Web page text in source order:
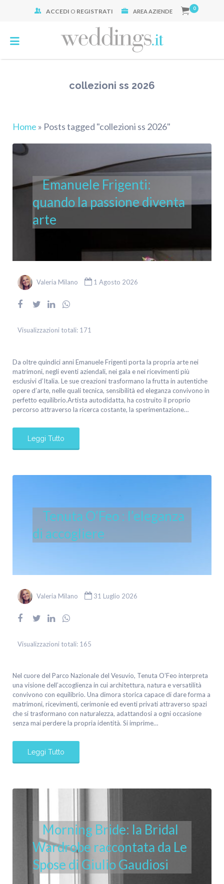
ACCEDI O REGISTRATI AREA AZIENDE 0
collezioni ss 2026
Home » Posts tagged "collezioni ss 2026"
Emanuele Frigenti:
quando la passione diventa
arte
Valeria Milano 1 Agosto 2026
Visualizzazioni totali: 171
Da oltre quindici anni Emanuele Frigenti porta la propria arte nei
matrimoni, negli eventi aziendali, nei gala e nei ricevimenti più
esclusivi d’Italia. Le sue creazioni trasformano la frutta in autentiche
opere d’arte, nelle quali tecnica, sensibilità ed eleganza convivono in
perfetto equilibrio.Artista autodidatta, ha costruito il proprio
percorso attraverso la ricerca costante, la sperimentazione…
Leggi Tutto
Tenuta O’Feo : l’eleganza
di accogliere
Valeria Milano 31 Luglio 2026
Visualizzazioni totali: 165
Nel cuore del Parco Nazionale del Vesuvio, Tenuta O’Feo interpreta
una visione dell’accoglienza in cui architettura, natura e versatilità
convivono con equilibrio. Una dimora storica capace di dare forma a
matrimoni, ricevimenti, cerimonie ed eventi privati attraverso spazi
che si trasformano con naturalezza, adattandosi a ogni occasione
senza mai perdere la propria identità. Si imprime…
Leggi Tutto
Morning Bride: la Bridal
Wardrobe raccontata da Le
Spose di Giulio Gaudiosi